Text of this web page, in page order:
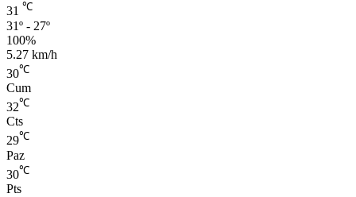
31 ℃
31º - 27º
100%
5.27 km/h
30℃
Cum
32℃
Cts
29℃
Paz
30℃
Pts